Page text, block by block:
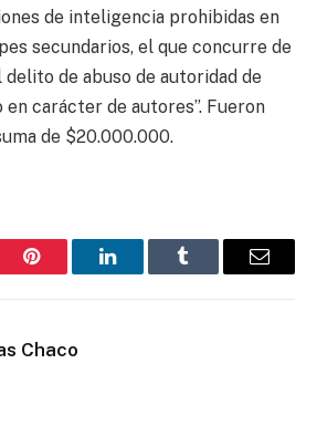
de inteligencia prohibidas en
secundarios, el que concurre de
delito de abuso de autoridad de
carácter de autores”. Fueron
de $20.000.000.
Pinterest LinkedInTumblr Email
Chaco